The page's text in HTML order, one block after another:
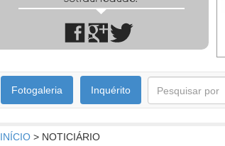
Fotogaleria Inquérito
INÍCIO > NOTICIÁRIO